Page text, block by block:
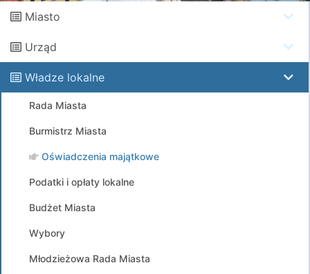
Miasto
Urząd
Władze lokalne
Rada Miasta
Burmistrz Miasta
Oświadczenia majątkowe
Podatki i opłaty lokalne
Budżet Miasta
Wybory
Młodzieżowa Rada Miasta